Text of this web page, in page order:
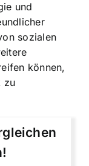
und
sozialen
können,
zu